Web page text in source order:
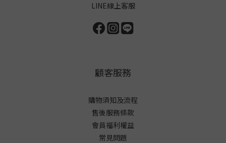
LINE線上客服
顧客服務
購物須知及流程
售後服務條款
會員福利權益
常見問題